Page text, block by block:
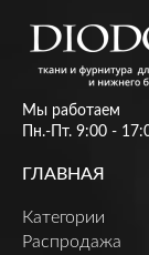
Мы работаем
Пн.-Пт. 9:00 -
ГЛАВНАЯ
Категории
Распродажа